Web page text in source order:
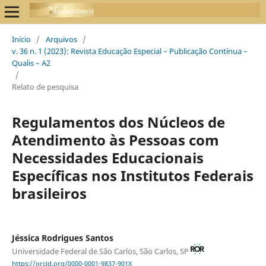
Início / Arquivos /
v. 36 n. 1 (2023): Revista Educação Especial – Publicação Contínua –
Qualis – A2
/
Relato de pesquisa
Regulamentos dos Núcleos de
Atendimento às Pessoas com
Necessidades Educacionais
Específicas nos Institutos Federais
brasileiros
Jéssica Rodrigues Santos
Universidade Federal de São Carlos, São Carlos, SP
https://orcid.org/0000-0001-9837-901X